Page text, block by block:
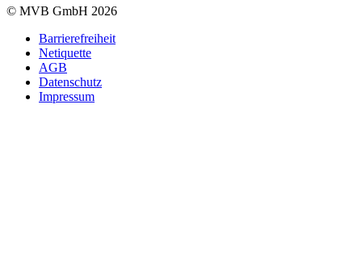
© MVB GmbH 2026
Barrierefreiheit
Netiquette
AGB
Datenschutz
Impressum